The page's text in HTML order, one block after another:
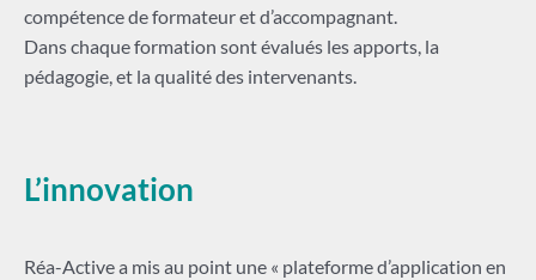
compétence de formateur et d’accompagnant.
Dans chaque formation sont évalués les apports, la
pédagogie, et la qualité des intervenants.
L’innovation
Réa-Active a mis au point une « plateforme d’application en